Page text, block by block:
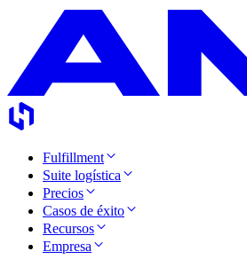
Fulfillment
Suite logística
Precios
Casos de éxito
Recursos
Empresa